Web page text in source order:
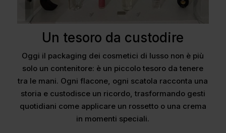
Un tesoro da custodire
Oggi il packaging dei cosmetici di lusso non è più
solo un contenitore: è un piccolo tesoro da tenere
tra le mani. Ogni flacone, ogni scatola racconta una
storia e custodisce un ricordo, trasformando gesti
quotidiani come applicare un rossetto o una crema
in momenti speciali.